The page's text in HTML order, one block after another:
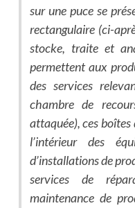
sur une puce se
rectangulaire (ci-
stocke, traite et
permettent aux
des services
chambre de
attaquée), ces
l’intérieur des
d’installations de
services de
maintenance de